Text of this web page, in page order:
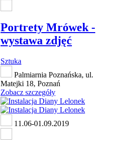
Portrety Mrówek -
wystawa zdjęć
Sztuka
Palmiarnia Poznańska, ul.
Matejki 18, Poznań
Zobacz szczegóły
11.06-01.09.2019